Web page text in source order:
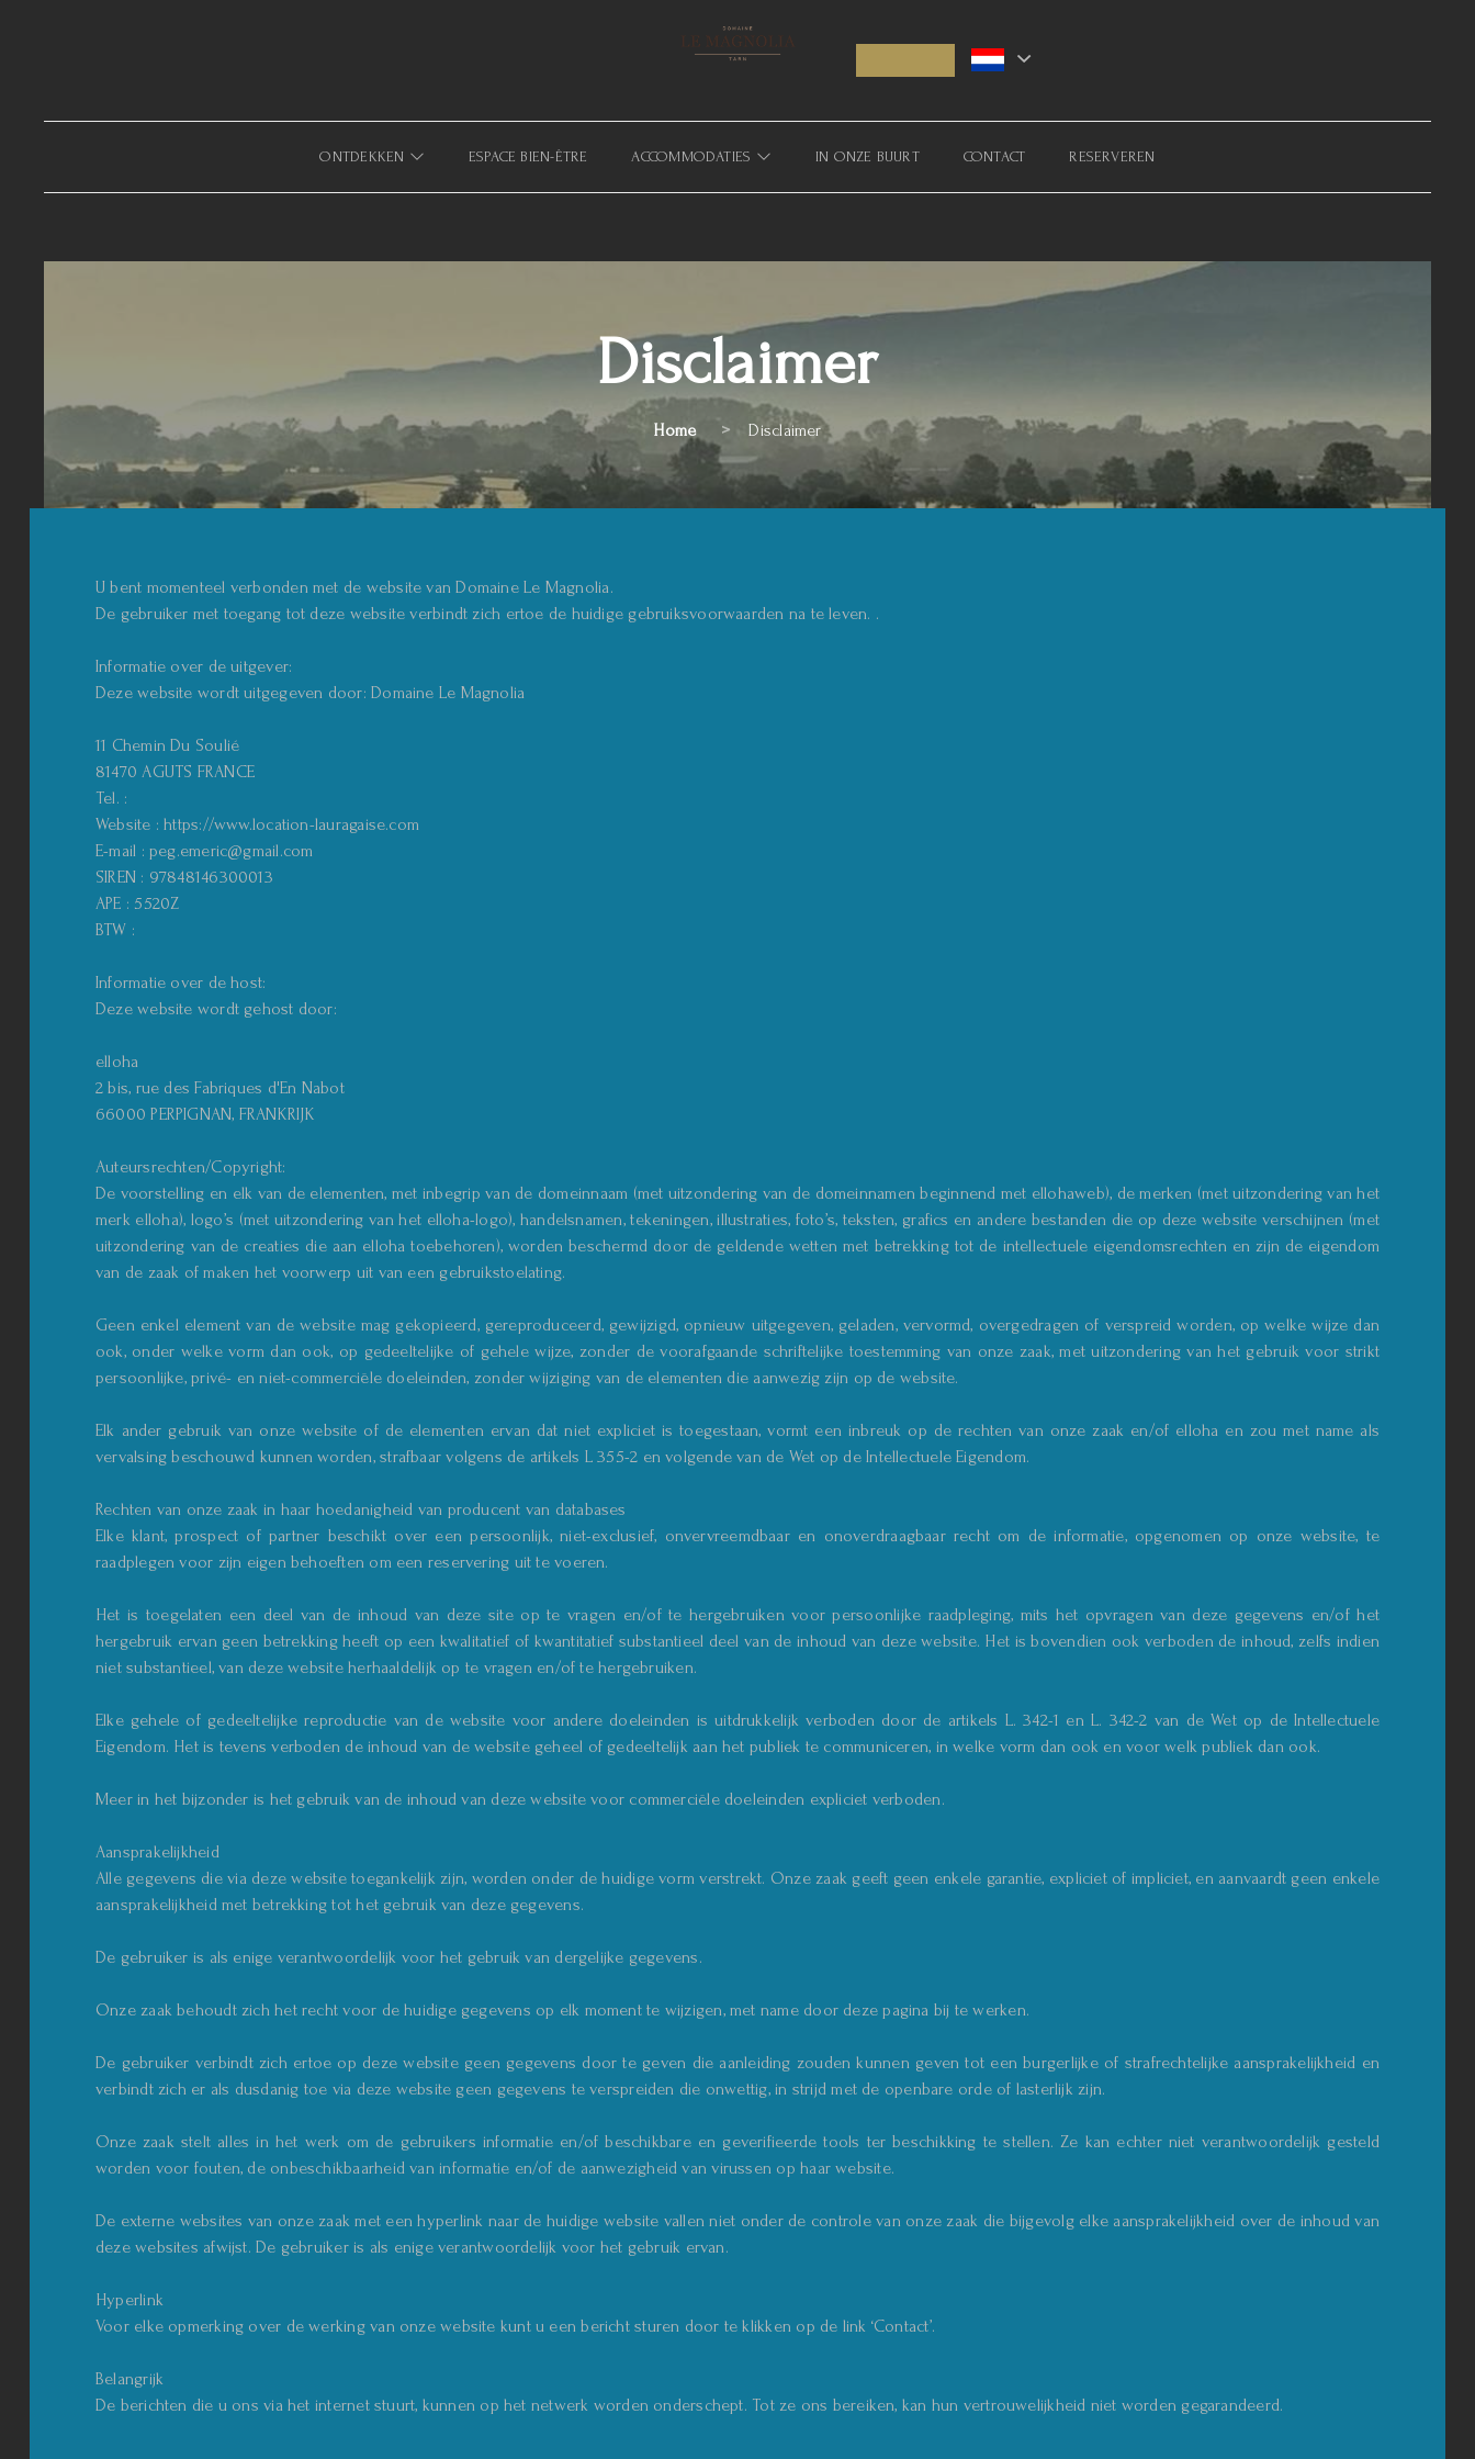
ONTDEKKEN ESPACE BIEN-ÊTRE ACCOMMODATIES IN ONZE BUURT CONTACT RESERVEREN
Disclaimer
Home Disclaimer
U bent momenteel verbonden met de website van Domaine Le Magnolia.
De gebruiker met toegang tot deze website verbindt zich ertoe de huidige gebruiksvoorwaarden na te leven. .
Informatie over de uitgever:
Deze website wordt uitgegeven door: Domaine Le Magnolia
11 Chemin Du Soulié
81470 AGUTS FRANCE
Tel. :
Website : https://www.location-lauragaise.com
E-mail : peg.emeric@gmail.com
SIREN : 97848146300013
APE : 5520Z
BTW :
Informatie over de host:
Deze website wordt gehost door:
elloha
2 bis, rue des Fabriques d'En Nabot
66000 PERPIGNAN, FRANKRIJK
Auteursrechten/Copyright:
De voorstelling en elk van de elementen, met inbegrip van de domeinnaam (met uitzondering van de domeinnamen beginnend met ellohaweb), de merken (met uitzondering van het
merk elloha), logo’s (met uitzondering van het elloha-logo), handelsnamen, tekeningen, illustraties, foto’s, teksten, grafics en andere bestanden die op deze website verschijnen (met
uitzondering van de creaties die aan elloha toebehoren), worden beschermd door de geldende wetten met betrekking tot de intellectuele eigendomsrechten en zijn de eigendom
van de zaak of maken het voorwerp uit van een gebruikstoelating.
Geen enkel element van de website mag gekopieerd, gereproduceerd, gewijzigd, opnieuw uitgegeven, geladen, vervormd, overgedragen of verspreid worden, op welke wijze dan
ook, onder welke vorm dan ook, op gedeeltelijke of gehele wijze, zonder de voorafgaande schriftelijke toestemming van onze zaak, met uitzondering van het gebruik voor strikt
persoonlijke, privé- en niet-commerciële doeleinden, zonder wijziging van de elementen die aanwezig zijn op de website.
Elk ander gebruik van onze website of de elementen ervan dat niet expliciet is toegestaan, vormt een inbreuk op de rechten van onze zaak en/of elloha en zou met name als
vervalsing beschouwd kunnen worden, strafbaar volgens de artikels L 355-2 en volgende van de Wet op de Intellectuele Eigendom.
Rechten van onze zaak in haar hoedanigheid van producent van databases
Elke klant, prospect of partner beschikt over een persoonlijk, niet-exclusief, onvervreemdbaar en onoverdraagbaar recht om de informatie, opgenomen op onze website, te
raadplegen voor zijn eigen behoeften om een reservering uit te voeren.
Het is toegelaten een deel van de inhoud van deze site op te vragen en/of te hergebruiken voor persoonlijke raadpleging, mits het opvragen van deze gegevens en/of het
hergebruik ervan geen betrekking heeft op een kwalitatief of kwantitatief substantieel deel van de inhoud van deze website. Het is bovendien ook verboden de inhoud, zelfs indien
niet substantieel, van deze website herhaaldelijk op te vragen en/of te hergebruiken.
Elke gehele of gedeeltelijke reproductie van de website voor andere doeleinden is uitdrukkelijk verboden door de artikels L. 342-1 en L. 342-2 van de Wet op de Intellectuele
Eigendom. Het is tevens verboden de inhoud van de website geheel of gedeeltelijk aan het publiek te communiceren, in welke vorm dan ook en voor welk publiek dan ook.
Meer in het bijzonder is het gebruik van de inhoud van deze website voor commerciële doeleinden expliciet verboden.
Aansprakelijkheid
Alle gegevens die via deze website toegankelijk zijn, worden onder de huidige vorm verstrekt. Onze zaak geeft geen enkele garantie, expliciet of impliciet, en aanvaardt geen enkele
aansprakelijkheid met betrekking tot het gebruik van deze gegevens.
De gebruiker is als enige verantwoordelijk voor het gebruik van dergelijke gegevens.
Onze zaak behoudt zich het recht voor de huidige gegevens op elk moment te wijzigen, met name door deze pagina bij te werken.
De gebruiker verbindt zich ertoe op deze website geen gegevens door te geven die aanleiding zouden kunnen geven tot een burgerlijke of strafrechtelijke aansprakelijkheid en
verbindt zich er als dusdanig toe via deze website geen gegevens te verspreiden die onwettig, in strijd met de openbare orde of lasterlijk zijn.
Onze zaak stelt alles in het werk om de gebruikers informatie en/of beschikbare en geverifieerde tools ter beschikking te stellen. Ze kan echter niet verantwoordelijk gesteld
worden voor fouten, de onbeschikbaarheid van informatie en/of de aanwezigheid van virussen op haar website.
De externe websites van onze zaak met een hyperlink naar de huidige website vallen niet onder de controle van onze zaak die bijgevolg elke aansprakelijkheid over de inhoud van
deze websites afwijst. De gebruiker is als enige verantwoordelijk voor het gebruik ervan.
Hyperlink
Voor elke opmerking over de werking van onze website kunt u een bericht sturen door te klikken op de link ‘Contact’.
Belangrijk
De berichten die u ons via het internet stuurt, kunnen op het netwerk worden onderschept. Tot ze ons bereiken, kan hun vertrouwelijkheid niet worden gegarandeerd.